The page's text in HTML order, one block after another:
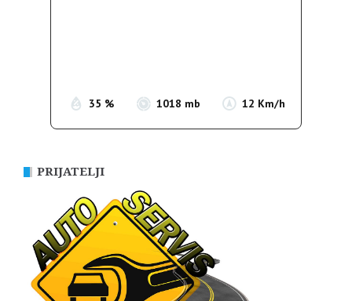
35 % 1018 mb 12 Km/h
PRIJATELJI